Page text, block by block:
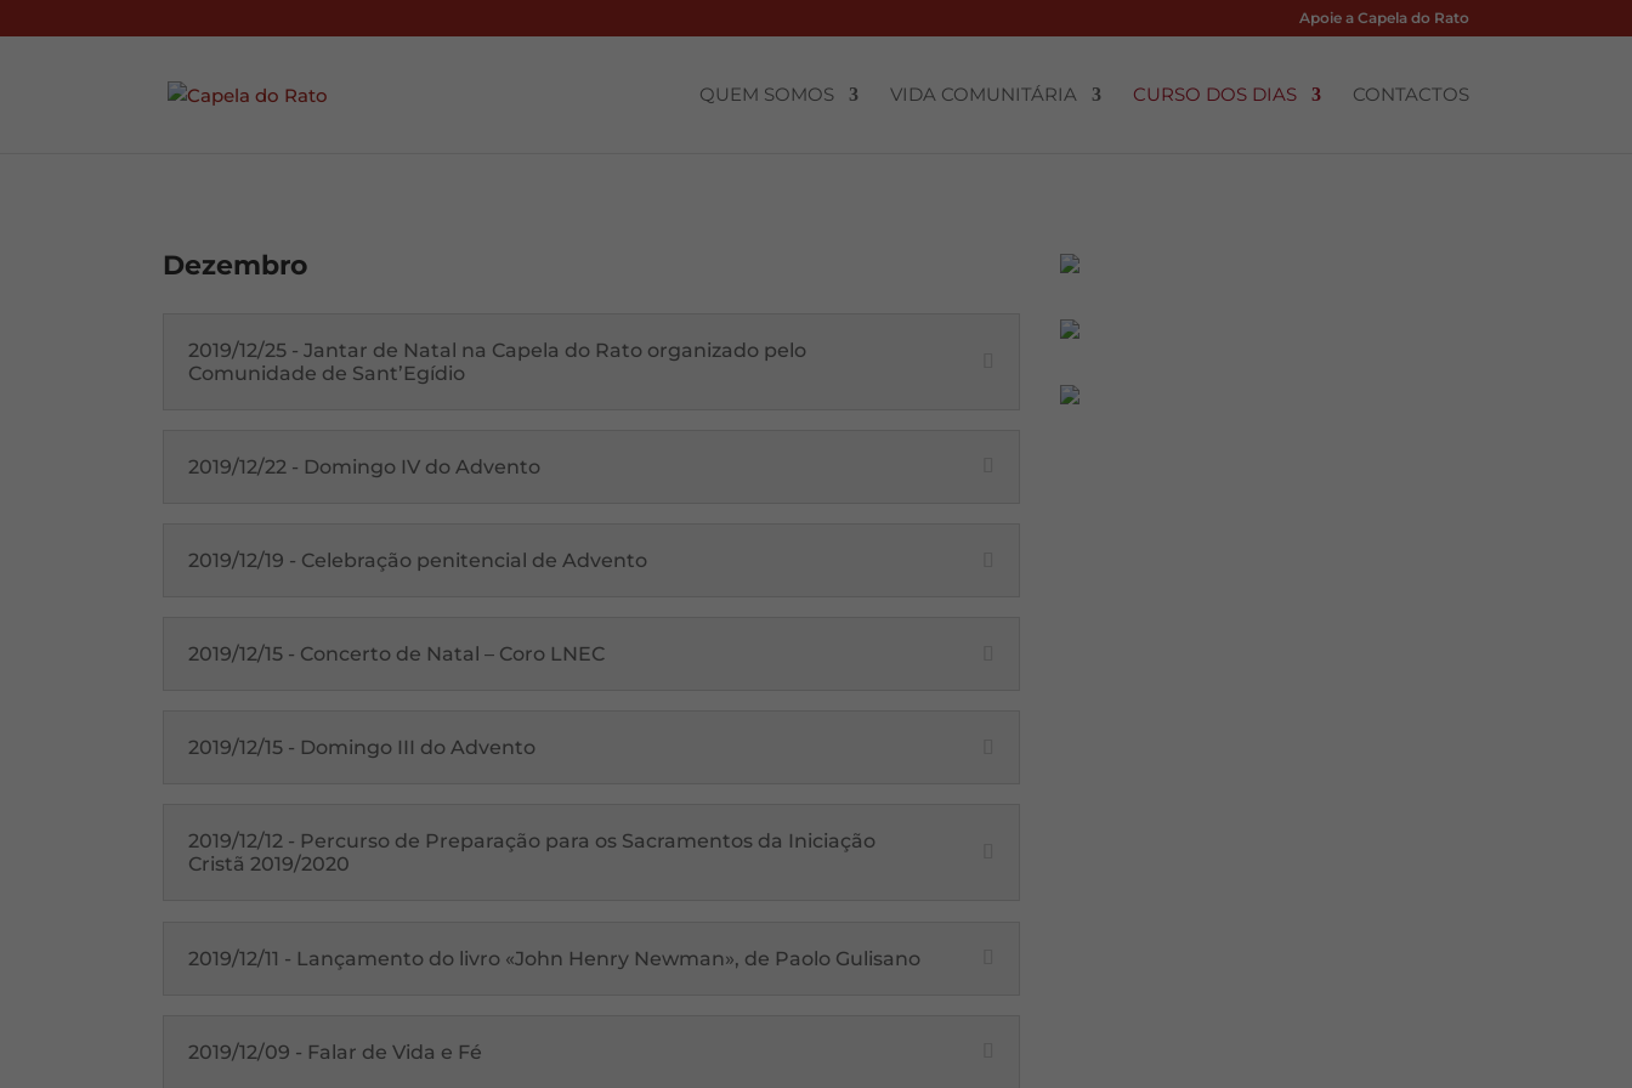
Apoie a Capela do Rato
QUEM SOMOS VIDA COMUNITÁRIA CURSO DOS DIAS CONTACTOS
Dezembro
2019/12/25 - Jantar de Natal na Capela do Rato organizado pelo
Comunidade de Sant’Egídio
2019/12/22 - Domingo IV do Advento
2019/12/19 - Celebração penitencial de Advento
2019/12/15 - Concerto de Natal – Coro LNEC
2019/12/15 - Domingo III do Advento
2019/12/12 - Percurso de Preparação para os Sacramentos da Iniciação
Cristã 2019/2020
2019/12/11 - Lançamento do livro «John Henry Newman», de Paolo Gulisano
2019/12/09 - Falar de Vida e Fé